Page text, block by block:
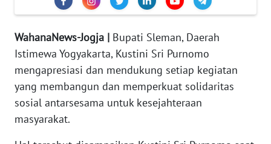
WahanaNews-Jogja | Bupati Sleman, Daerah
Istimewa Yogyakarta, Kustini Sri Purnomo
mengapresiasi dan mendukung setiap kegiatan
yang membangun dan memperkuat solidaritas
sosial antarsesama untuk kesejahteraan
masyarakat.
REDAKSI
KARIR
DISCLAIMER